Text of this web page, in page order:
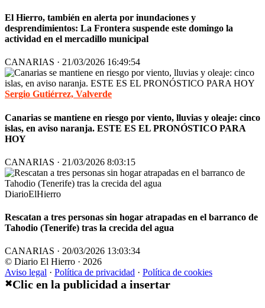
El Hierro, también en alerta por inundaciones y
desprendimientos: La Frontera suspende este domingo la
actividad en el mercadillo municipal
CANARIAS · 21/03/2026 16:49:54
Sergio Gutiérrez, Valverde
Canarias se mantiene en riesgo por viento, lluvias y oleaje: cinco
islas, en aviso naranja. ESTE ES EL PRONÓSTICO PARA
HOY
CANARIAS · 21/03/2026 8:03:15
DiarioElHierro
Rescatan a tres personas sin hogar atrapadas en el barranco de
Tahodio (Tenerife) tras la crecida del agua
CANARIAS · 20/03/2026 13:03:34
© Diario El Hierro · 2026
Aviso legal · Política de privacidad · Política de cookies
✖Clic en la publicidad a insertar